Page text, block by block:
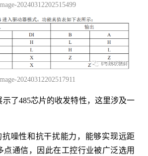
20240312202515499
20240312202517911
了485芯片的收发特性，这里涉及一
抗噪性和抗干扰能力，能够实现远距
点通信，因此在工控行业被广泛选用